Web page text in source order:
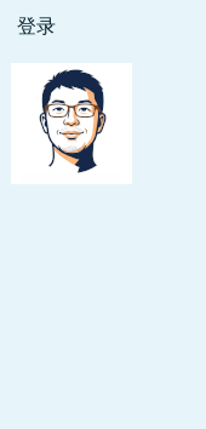
内
用
登录